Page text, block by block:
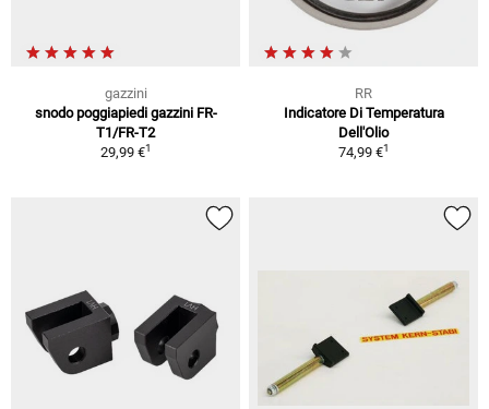
gazzini
snodo poggiapiedi gazzini FR-
T1/FR-T2
29,99 €1
RR
Indicatore Di Temperatura
Dell'Olio
74,99 €1